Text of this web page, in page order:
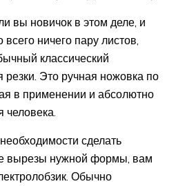
вы новичок в этом деле, и
ничего пару листов,
классический
резки. Это ручная ножовка по
в применении и абсолютно
человека.
сделать
вырезы нужной формы, вам
Обычно